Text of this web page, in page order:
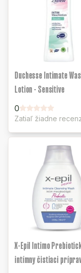
Duchesse Intimate
Lotion - Sensitive
0
Zatiaľ žiadne
X-Epil Intimo
intímny čistiaci